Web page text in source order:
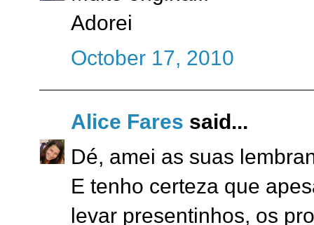
Adorei
October 17, 2010
Alice Fares said...
Dé, amei as suas
E tenho certeza que
levar presentinhos, os